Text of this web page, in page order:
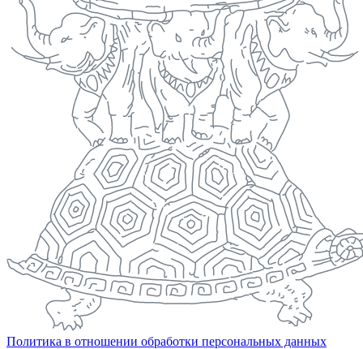
Политика в отношении обработки персональных данных